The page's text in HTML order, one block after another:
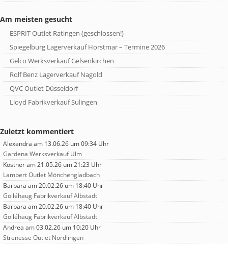
Am meisten gesucht
ESPRIT Outlet Ratingen (geschlossen!)
Spiegelburg Lagerverkauf Horstmar – Termine 2026
Gelco Werksverkauf Gelsenkirchen
Rolf Benz Lagerverkauf Nagold
QVC Outlet Düsseldorf
Lloyd Fabrikverkauf Sulingen
Zuletzt kommentiert
Alexandra am 13.06.26 um 09:34 Uhr
Gardena Werksverkauf Ulm
Köstneram 21.05.26 um 21:23 Uhr
Lambert Outlet Mönchengladbach
Barbara am 20.02.26 um 18:40 Uhr
Golléhaug Fabrikverkauf Albstadt
Barbara am 20.02.26 um 18:40 Uhr
Golléhaug Fabrikverkauf Albstadt
Andrea am 03.02.26 um 10:20 Uhr
Strenesse Outlet Nördlingen